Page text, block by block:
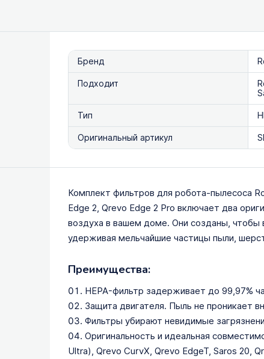
Бренд
Подходит
Тип
Оригинальный артикул
Комплект фильтров для робота-пылесоса
Edge 2, Qrevo Edge 2 Pro включает два
воздуха в вашем доме. Они созданы,
удерживая мельчайшие частицы пыли,
Преимущества:
HEPA-фильтр задерживает до 99,97%
Защита двигателя. Пыль не проникает
Фильтры убирают невидимые
Оригинальность и идеальная
Ultra), Qrevo CurvX, Qrevo EdgeT, Saros 20,